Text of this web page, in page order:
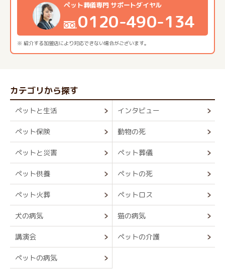
※ 紹介する加盟店により対応できない場合がございます。
ペット葬儀専門 サポートダイヤル
0120-490-134
カテゴリから探す
ペットと生活 インタビュー
ペット保険 動物の死
ペットと災害 ペット葬儀
ペット供養 ペットの死
ペット火葬 ペットロス
犬の病気 猫の病気
講演会 ペットの介護
ペットの病気